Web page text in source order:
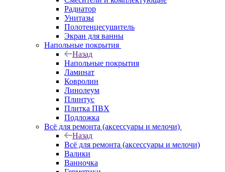
Радиатор
Унитазы
Полотенцесушитель
Экран для ванны
Напольные покрытия
Назад
Напольные покрытия
Ламинат
Ковролин
Линолеум
Плинтус
Плитка ПВХ
Подложка
Всё для ремонта (аксессуары и мелочи)
Назад
Всё для ремонта (аксессуары и мелочи)
Валики
Ванночка